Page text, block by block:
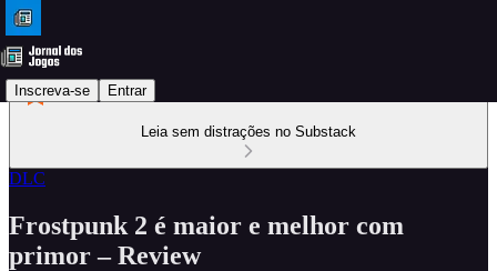
Inscreva-se Entrar
Leia sem distrações no Substack
DLC
Frostpunk 2 é maior e melhor com
primor – Review